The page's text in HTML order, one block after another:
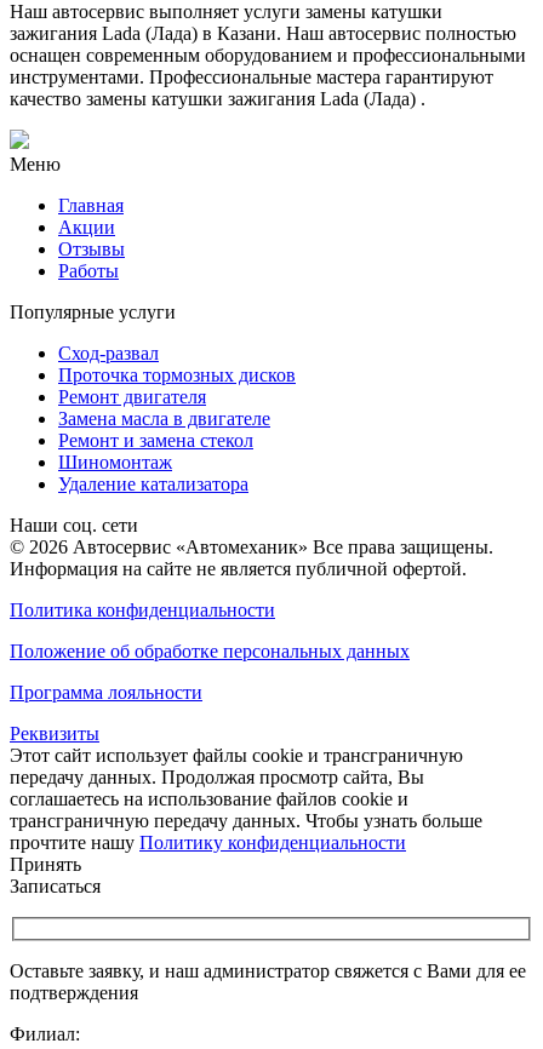
Наш автосервис выполняет услуги замены катушки
зажигания Lada (Лада) в Казани. Наш автосервис полностью
оснащен современным оборудованием и профессиональными
инструментами. Профессиональные мастера гарантируют
качество замены катушки зажигания Lada (Лада) .
Меню
Главная
Акции
Отзывы
Работы
Популярные услуги
Сход-развал
Проточка тормозных дисков
Ремонт двигателя
Замена масла в двигателе
Ремонт и замена стекол
Шиномонтаж
Удаление катализатора
Наши соц. сети
© 2026 Автосервис «Автомеханик» Все права защищены.
Информация на сайте не является публичной офертой.
Политика конфиденциальности
Положение об обработке персональных данных
Программа лояльности
Реквизиты
Этот сайт использует файлы cookie и трансграничную
передачу данных. Продолжая просмотр сайта, Вы
соглашаетесь на использование файлов cookie и
трансграничную передачу данных. Чтобы узнать больше
прочтите нашу Политику конфиденциальности
Принять
Записаться
Оставьте заявку, и наш администратор свяжется с Вами для ее
подтверждения
Филиал: